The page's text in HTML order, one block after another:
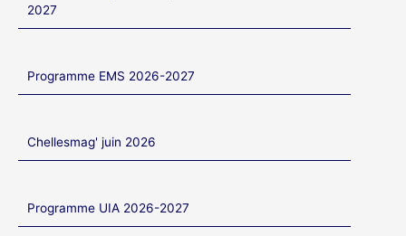
2027
Programme EMS 2026-2027
Chellesmag' juin 2026
Programme UIA 2026-2027